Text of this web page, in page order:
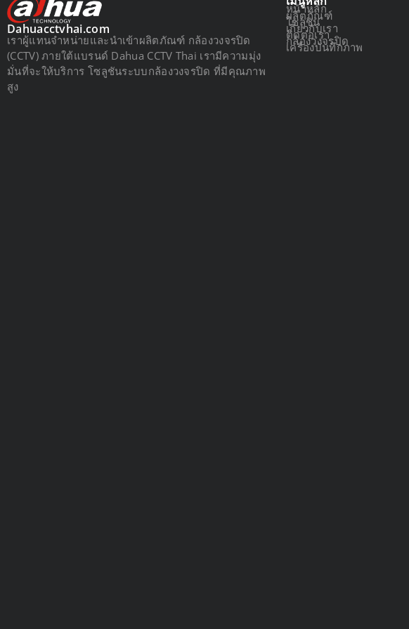
Dahuacctvhai.com
เราผู้แทนจำหน่ายและนำเข้าผลิตภัณฑ์ กล้องวงจรปิด
(CCTV) ภายใต้แบรนด์ Dahua CCTV Thai เรามีความมุ่ง
มั่นที่จะให้บริการ โซลูชันระบบกล้องวงจรปิด ที่มีคุณภาพ
สูง
หน้าหลัก
ผลิตภัณฑ์
โซลูชัน
เกี่ยวกับเรา
ติดต่อเรา
กล้องวงจรปิด
เครื่องบันทึกภาพ